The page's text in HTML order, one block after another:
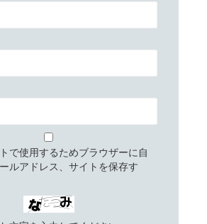
で使用するためブラウザーに自
ルアドレス、サイトを保存す